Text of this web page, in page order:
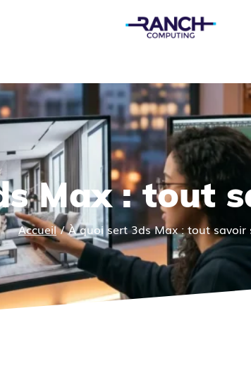
Max : tout
Accueil/À quoi sert 3ds Max : tout savoir